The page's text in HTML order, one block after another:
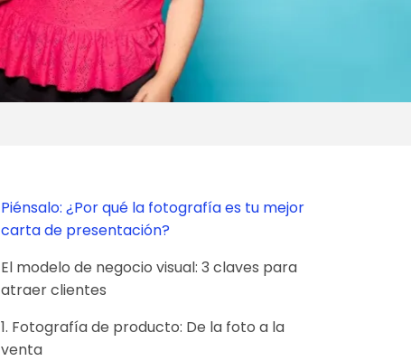
Piénsalo: ¿Por qué la fotografía es tu mejor
carta de presentación?
El modelo de negocio visual: 3 claves para
atraer clientes
1. Fotografía de producto: De la foto a la
venta